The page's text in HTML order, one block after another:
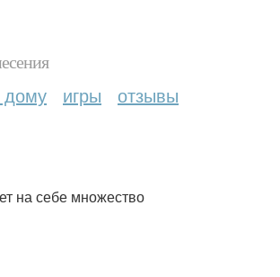
дому игры отзывы
на себе множество